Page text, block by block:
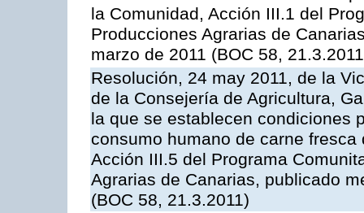
la Comunidad, Acción III.1 del
Producciones Agrarias de
marzo de 2011 (BOC 58,
Resolución, 24 may 2011, de la
de la Consejería de Agricultura,
la que se establecen condiciones
consumo humano de carne
Acción III.5 del Programa
Agrarias de Canarias, publicado
(BOC 58, 21.3.2011)